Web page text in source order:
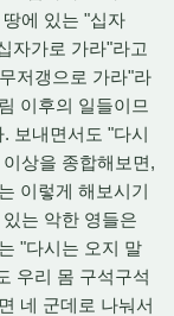
에 있는 "십자
자가로 가라"라고
저갱으로 가라"라
이후의 일들이므
보내면서도 "다시
상을 종합해보면,
이렇게 해보시기
는 악한 영들은
"다시는 오지 말
우리 몸 구석구석
네 군데로 나눠서